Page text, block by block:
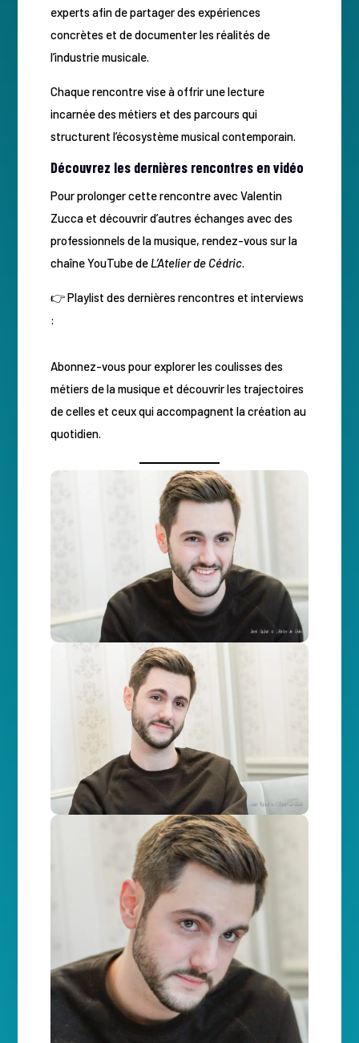
experts afin de partager des expériences
concrètes et de documenter les réalités de
l’industrie musicale.
Chaque rencontre vise à offrir une lecture
incarnée des métiers et des parcours qui
structurent l’écosystème musical contemporain.
Découvrez les dernières rencontres en vidéo
Pour prolonger cette rencontre avec Valentin
Zucca et découvrir d’autres échanges avec des
professionnels de la musique, rendez-vous sur la
chaîne YouTube de L’Atelier de Cédric.
👉 Playlist des dernières rencontres et interviews
:
Abonnez-vous pour explorer les coulisses des
métiers de la musique et découvrir les trajectoires
de celles et ceux qui accompagnent la création au
quotidien.